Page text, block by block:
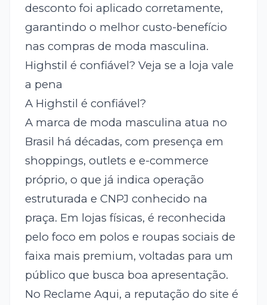
desconto foi aplicado corretamente,
garantindo o melhor custo-benefício
nas compras de moda masculina.
Highstil é confiável? Veja se a loja vale
a pena
A Highstil é confiável?
A marca de moda masculina atua no
Brasil há décadas, com presença em
shoppings, outlets e e-commerce
próprio, o que já indica operação
estruturada e CNPJ conhecido na
praça. Em lojas físicas, é reconhecida
pelo foco em polos e roupas sociais de
faixa mais premium, voltadas para um
público que busca boa apresentação.
No Reclame Aqui, a reputação do site é